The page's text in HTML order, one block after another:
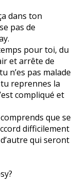
dans ton
pas de
pour toi, du
et arrête de
n’es pas malade
reprennes la
compliqué et
que se
difficilement
qui seront